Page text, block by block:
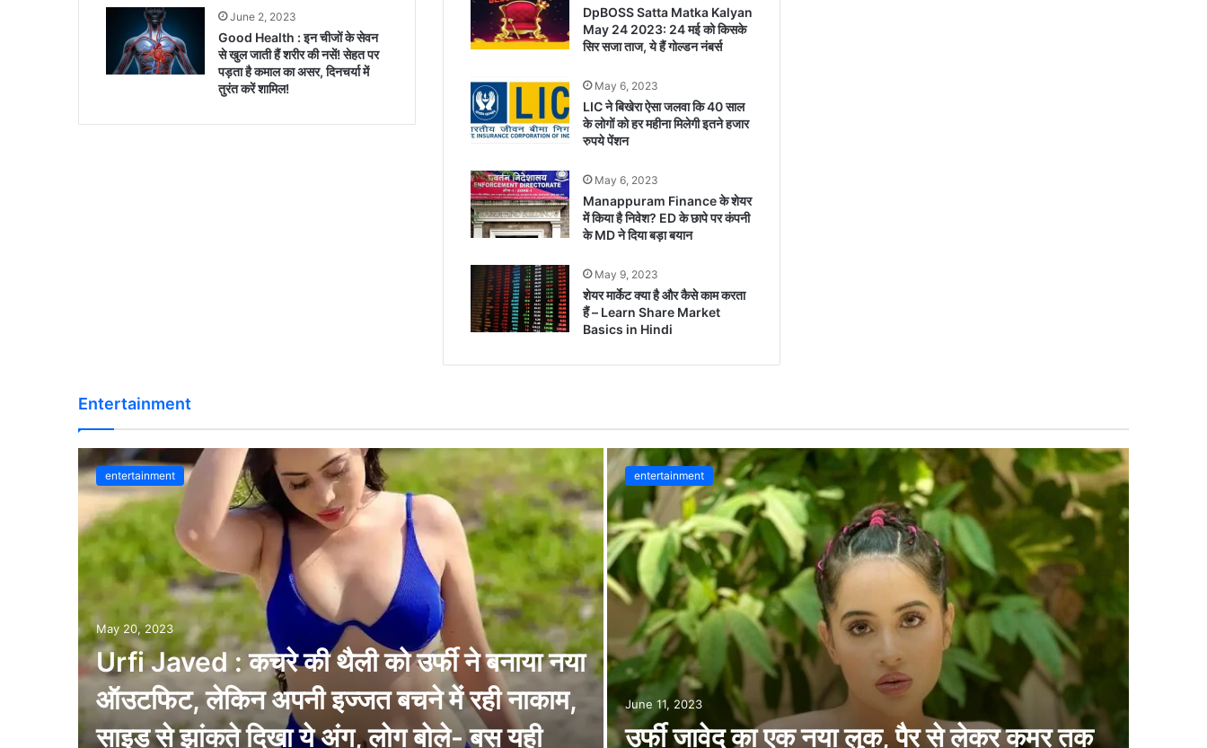
June 2, 2023
Good Health : इन चीजों के सेवन
से खुल जाती हैं शरीर की नसें! सेहत पर
पड़ता है कमाल का असर, दिनचर्या में
तुरंत करें शामिल!
DpBOSS Satta Matka Kalyan
May 24 2023: 24 मई को किसके
सिर सजा ताज, ये हैं गोल्डन नंबर्स
May 6, 2023
LIC ने बिखेरा ऐसा जलवा कि 40 साल
के लोगों को हर महीना मिलेगी इतने हजार
रुपये पेंशन
May 6, 2023
Manappuram Finance के शेयर
में किया है निवेश? ED के छापे पर कंपनी
के MD ने दिया बड़ा बयान
May 9, 2023
शेयर मार्केट क्या है और कैसे काम करता
हैं – Learn Share Market
Basics in Hindi
Entertainment
entertainment
May 20, 2023
Urfi Javed : कचरे की थैली को उर्फी ने बनाया नया
ऑउटफिट, लेकिन अपनी इज्जत बचने में रही नाकाम,
साइड से झांकते दिखा ये अंग, लोग बोले- बस यही
entertainment
June 11, 2023
उर्फी जावेद का एक नया लुक, पैर से लेकर कमर तक